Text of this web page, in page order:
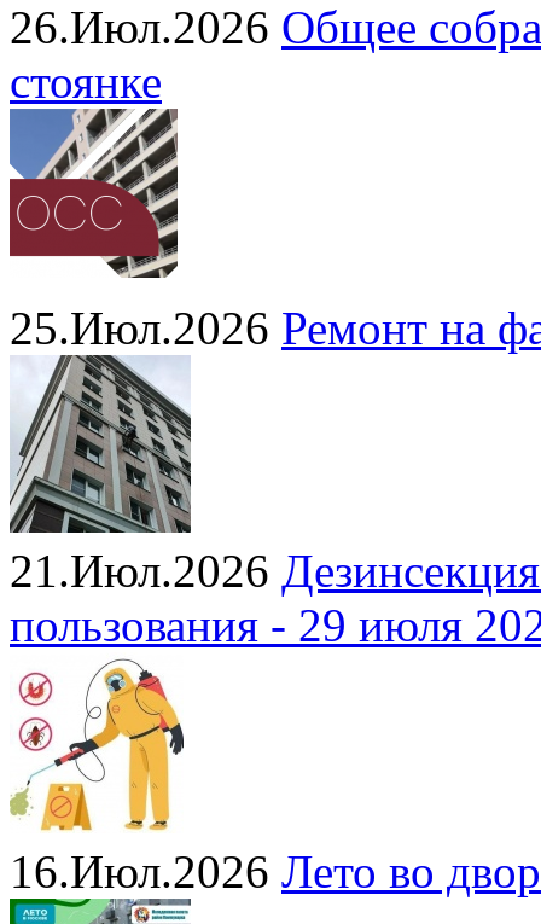
26.Июл.2026 Общее
стоянке
25.Июл.2026 Ремонт на
21.Июл.2026
пользования - 29 июля
16.Июл.2026 Лето во